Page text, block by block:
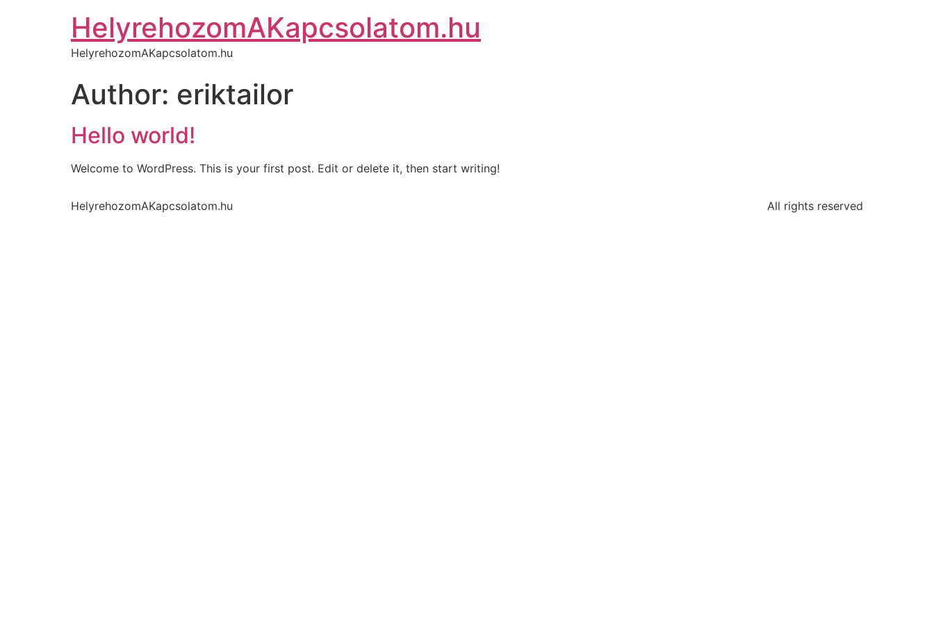
HelyrehozomAKapcsolatom.hu
HelyrehozomAKapcsolatom.hu
Author: eriktailor
Hello world!
Welcome to WordPress. This is your first post. Edit or delete it, then start writing!
HelyrehozomAKapcsolatom.hu All rights reserved